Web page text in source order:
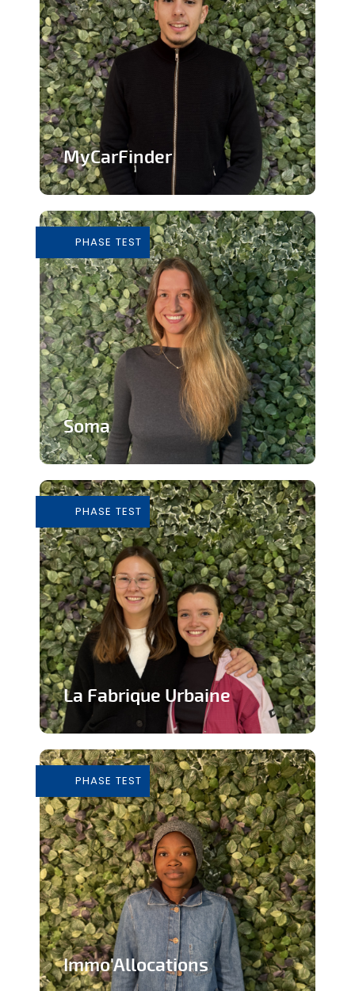
MyCarFinder
d'occasion
En savoir plus
PHASE TEST
Soma
immersive
En savoir plus
PHASE TEST
La Fabrique Urbaine
outils pour consommer de façon...
En savoir plus
PHASE TEST
Immo'Allocations